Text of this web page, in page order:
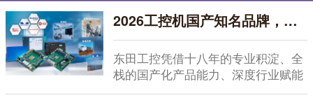
2026工控机国产知名品牌，全栈赋能，深度服务
东田工控凭借十八年的专业积淀、全
栈的国产化产品能力、深度行业赋能
的服务体系以及开...